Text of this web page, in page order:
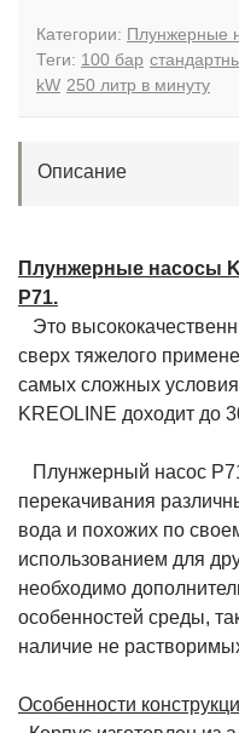
Категории: Плунжерные
Теги: 100 бар
kW 250 литр в минуту
Описание
Плунжерные насосы
P71.
Это
сверх тяжелого
самых сложных
KREOLINE доходит до
Плунжерный насос
перекачивания
вода и похожих по
использованием для
необходимо
особенностей среды,
наличие не
Особенности